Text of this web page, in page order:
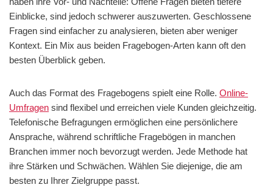
Einblicke, sind jedoch schwerer auszuwerten. Geschlossene
Fragen sind einfacher zu analysieren, bieten aber weniger
Kontext. Ein Mix aus beiden Fragebogen-Arten kann oft den
besten Überblick geben.
Auch das Format des Fragebogens spielt eine Rolle. Online-
Umfragen sind flexibel und erreichen viele Kunden gleichzeitig.
Telefonische Befragungen ermöglichen eine persönlichere
Ansprache, während schriftliche Fragebögen in manchen
Branchen immer noch bevorzugt werden. Jede Methode hat
ihre Stärken und Schwächen. Wählen Sie diejenige, die am
besten zu Ihrer Zielgruppe passt.